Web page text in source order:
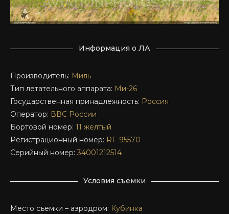
Информация о ЛА
Производитель: Миль
Тип летательного аппарата: Ми-26
Государственная принадлежность: Россия
Оператор: ВВС России
Бортовой номер: 11 желтый
Регистрационный номер: RF-95570
Серийный номер: 34001212514
Условия съемки
Место съемки – аэродром: Кубинка